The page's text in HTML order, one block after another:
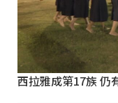
西拉雅成第17族 仍